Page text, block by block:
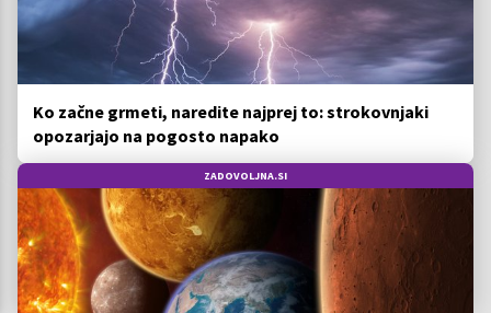
Ko začne grmeti, naredite najprej to: strokovnjaki
opozarjajo na pogosto napako
ZADOVOLJNA.SI